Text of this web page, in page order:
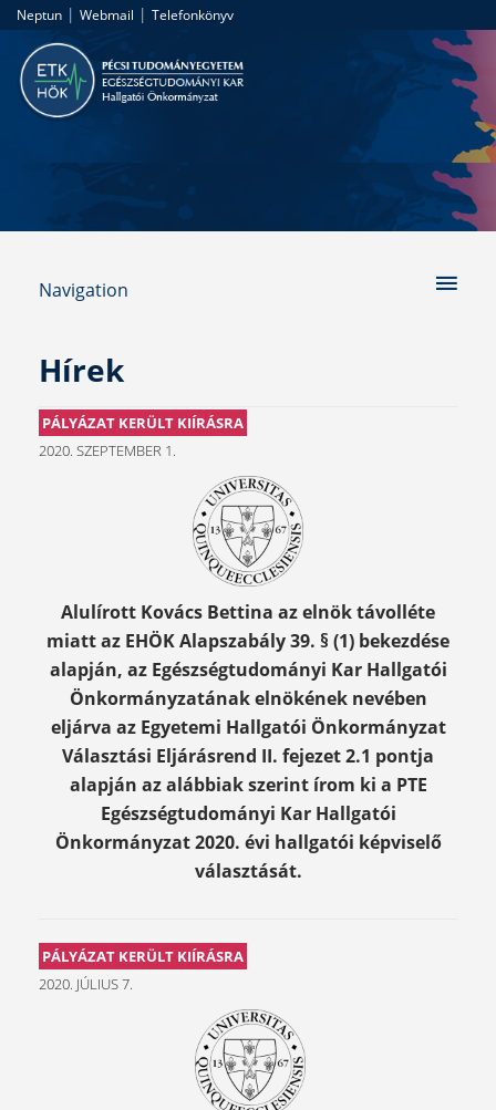
Neptun | Webmail | Telefonkönyv
Navigation
Hírek
PÁLYÁZAT KERÜLT KIÍRÁSRA
2020. SZEPTEMBER 1.
Alulírott Kovács Bettina az elnök távolléte
miatt az EHÖK Alapszabály 39. § (1) bekezdése
alapján, az Egészségtudományi Kar Hallgatói
Önkormányzatának elnökének nevében
eljárva az Egyetemi Hallgatói Önkormányzat
Választási Eljárásrend II. fejezet 2.1 pontja
alapján az alábbiak szerint írom ki a PTE
Egészségtudományi Kar Hallgatói
Önkormányzat 2020. évi hallgatói képviselő
választását.
PÁLYÁZAT KERÜLT KIÍRÁSRA
2020. JÚLIUS 7.